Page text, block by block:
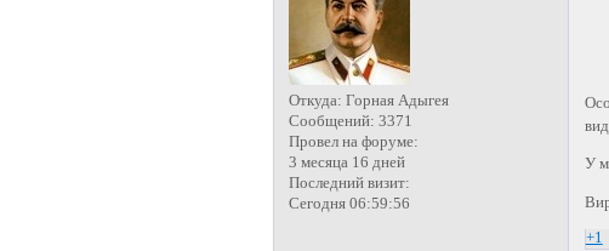
Откуда: Горная Адыгея
Сообщений: 3371
Провел на форуме:
3 месяца 16 дней
Последний визит:
Сегодня 06:59:56
У
+1